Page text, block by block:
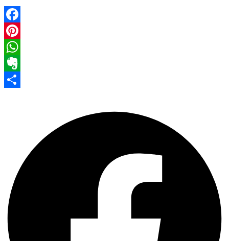
Facebook
Pinterest
WhatsApp
Evernote